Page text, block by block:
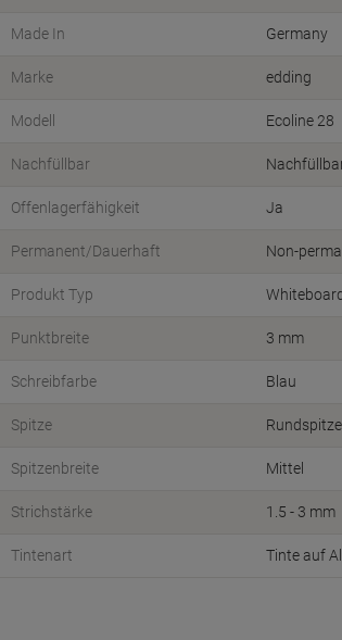
Made In Germany
Marke edding
Modell Ecoline 28
Nachfüllbar
Offenlagerfähigkeit Ja
Permanent/Dauerhaft Non-
Produkt Typ
Punktbreite 3 mm
Schreibfarbe Blau
Spitze Rundspitze
Spitzenbreite Mittel
Strichstärke 1.5 - 3 mm
Tintenart Tinte auf